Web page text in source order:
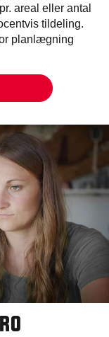
areal eller antal
tildeling.
planlægning